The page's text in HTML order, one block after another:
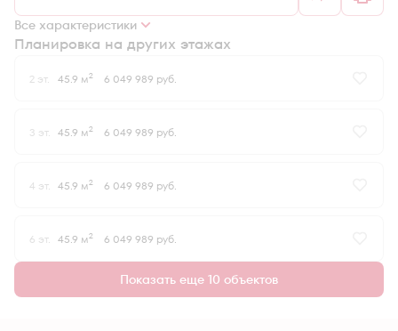
Все характеристики
Планировка на других этажах
2 эт. 45.9 м2 6 049 989 руб.
3 эт. 45.9 м2 6 049 989 руб.
4 эт. 45.9 м2 6 049 989 руб.
6 эт. 45.9 м2 6 049 989 руб.
Показать еще 10 объектов